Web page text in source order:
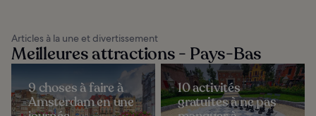
Articles à la une et divertissement
Meilleures attractions - Pays-Bas
9 choses à faire à
Amsterdam en une
10 activités
gratuites à ne pas